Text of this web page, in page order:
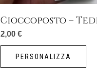
Cioccoposto –
2,00 €
PERSONALIZZA